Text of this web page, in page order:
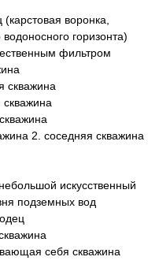
воронка,
горизонта)
фильтром
скважина
2. соседняя скважина
искусственный
подземных вод
себя скважина